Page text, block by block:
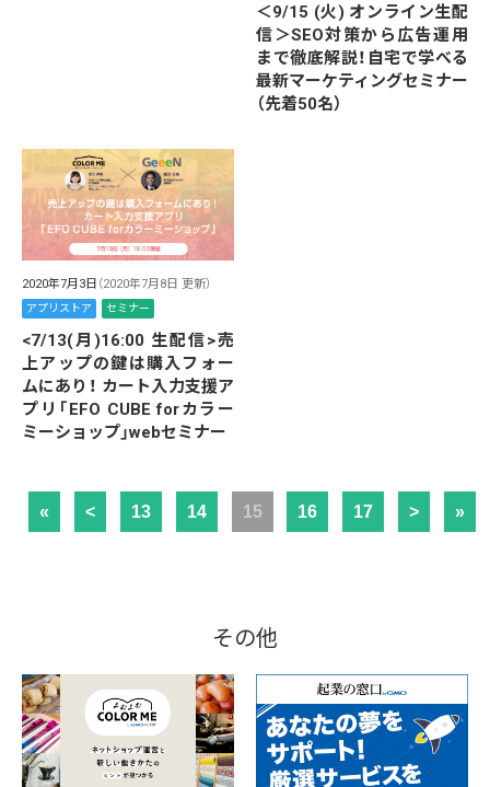
＜9/15 (火) オンライン生配
信＞SEO対策から広告運用
まで徹底解説！自宅で学べる
最新マーケティングセミナー
（先着50名）
2020年7月3日 （2020年7月8日 更新）
アプリストア セミナー
<7/13(月)16:00 生配信>売
上アップの鍵は購入フォー
ムにあり！ カート入力支援ア
プリ「EFO CUBE forカラー
ミーショップ」webセミナー
« < 13 14 15 16 17 > »
その他